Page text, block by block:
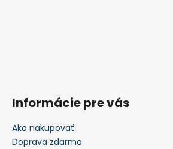
Informácie pre vás
Ako nakupovať
Doprava zdarma